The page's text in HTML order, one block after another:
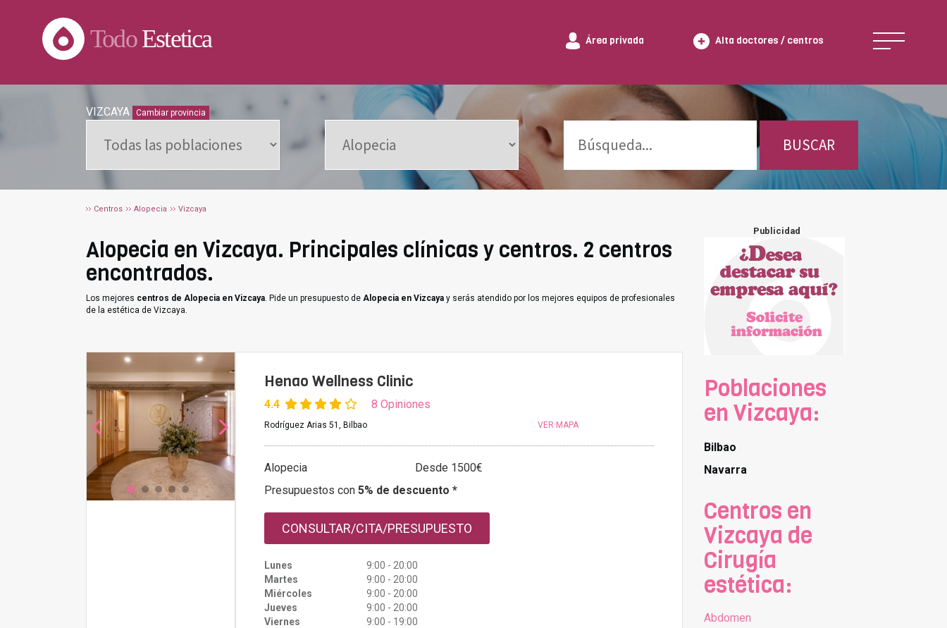
TodoEstetica Área privada Alta doctores / centros
VIZCAYA Cambiar provincia
BUSCAR
Centros Alopecia Vizcaya
Alopecia en Vizcaya. Principales clínicas y centros. 2 centros
encontrados.
Los mejores centros de Alopecia en Vizcaya. Pide un presupuesto de Alopecia en Vizcaya y serás atendido por los mejores equipos de profesionales
de la estética de Vizcaya.
Henao Wellness Clinic
4.4 8 Opiniones
Rodríguez Arias 51, Bilbao VER MAPA
Alopecia
Desde 1500€
Presupuestos con 5% de descuento *
CONSULTAR/CITA/PRESUPUESTO
Lunes
9:00 - 20:00
Martes
9:00 - 20:00
Miércoles
9:00 - 20:00
Jueves
9:00 - 20:00
Viernes
9:00 - 19:00
Publicidad
Poblaciones
en Vizcaya:
Bilbao
Navarra
Centros en
Vizcaya de
Cirugía
estética:
Abdomen